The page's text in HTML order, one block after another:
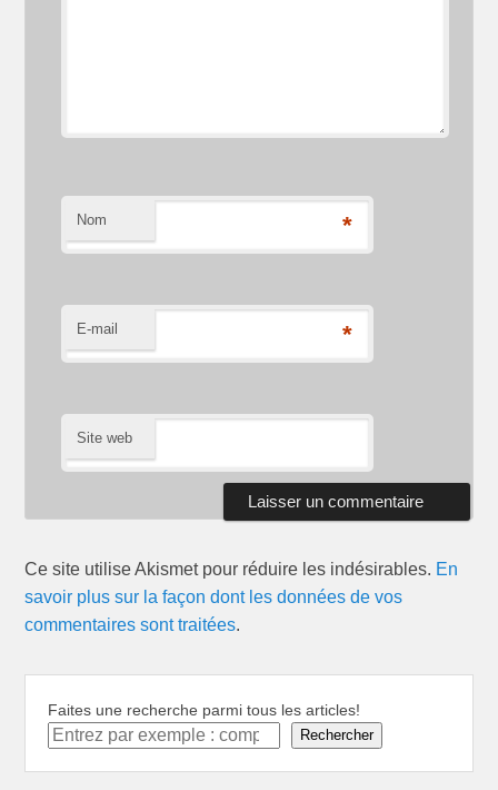
Nom *
E-mail *
Site web
Ce site utilise Akismet pour réduire les indésirables. En
savoir plus sur la façon dont les données de vos
commentaires sont traitées.
Faites une recherche parmi tous les articles!
Rechercher